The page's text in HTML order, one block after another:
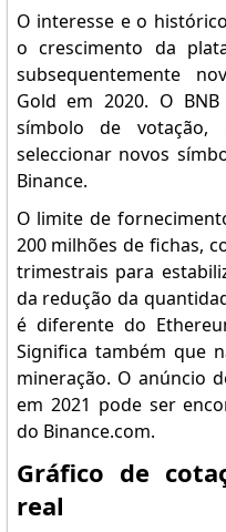
O interesse e o
o crescimento da
subsequentemente
Gold em 2020. O
símbolo de votação,
seleccionar novos
Binance.
O limite de
200 milhões de fichas,
trimestrais para
da redução da
é diferente do
Significa também que
mineração. O anúncio
em 2021 pode ser
do Binance.com.
Gráfico de
real